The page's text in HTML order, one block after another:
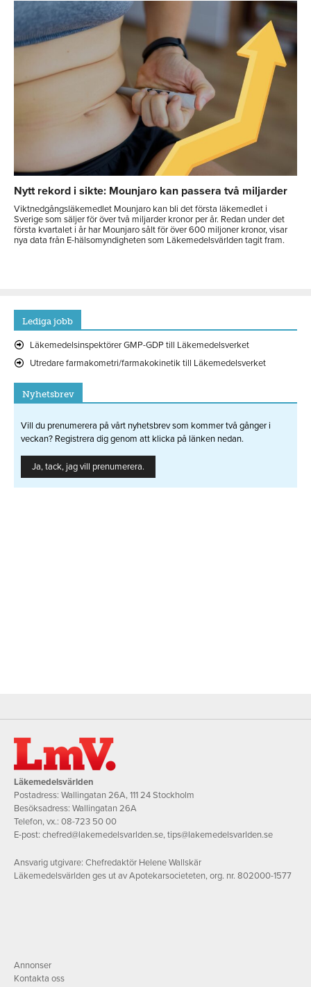
Nytt rekord i sikte: Mounjaro kan passera två miljarder
Viktnedgångsläkemedlet Mounjaro kan bli det första läkemedlet i
Sverige som säljer för över två miljarder kronor per år. Redan under det
första kvartalet i år har Mounjaro sålt för över 600 miljoner kronor, visar
nya data från E-hälsomyndigheten som Läkemedelsvärlden tagit fram.
Lediga jobb
Läkemedelsinspektörer GMP-GDP till Läkemedelsverket
Utredare farmakometri/farmakokinetik till Läkemedelsverket
Nyhetsbrev
Vill du prenumerera på vårt nyhetsbrev som kommer två gånger i
veckan? Registrera dig genom att klicka på länken nedan.
Ja, tack, jag vill prenumerera.
Läkemedelsvärlden
Postadress: Wallingatan 26A, 111 24 Stockholm
Besöksadress: Wallingatan 26A
Telefon, vx.: 08-723 50 00
E-post: chefred@lakemedelsvarlden.se,tips@lakemedelsvarlden.se
Ansvarig utgivare: Chefredaktör Helene Wallskär
Läkemedelsvärlden ges ut av Apotekarsocieteten, org. nr. 802000-1577
Annonser
Kontakta oss